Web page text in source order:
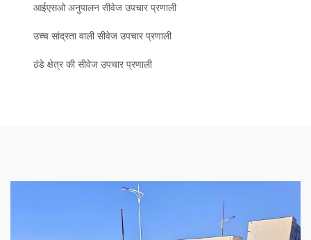
आईएसओ अनुपालन सीवेज उपचार प्रणाली
उच्च सांद्रता वाली सीवेज उपचार प्रणाली
ठंडे क्षेत्र की सीवेज उपचार प्रणाली